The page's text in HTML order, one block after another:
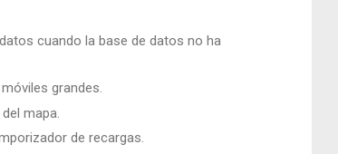
cuando la base de datos no ha
grandes.
mapa.
de recargas.